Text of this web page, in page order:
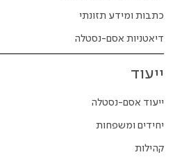
כתבות ומידע תזונתי
דיאטניות אסם-נסטלה
ייעוד
ייעוד אסם-נסטלה
יחידים ומשפחות
קהילות